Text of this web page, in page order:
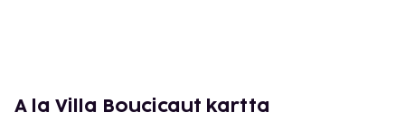
suoritettavat maksut. Maksuihin saattaa sisältyä
A la Villa Boucicaut kartta